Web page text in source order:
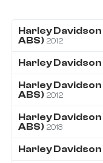
Harley Davidson
ABS) 2012
Harley Davidson
Harley Davidson
ABS) 2012
Harley Davidson
ABS) 2013
Harley Davidson